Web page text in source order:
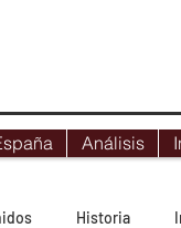
Análisis
Historia